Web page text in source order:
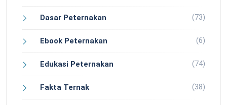
Dasar Peternakan (73)
Ebook Peternakan (6)
Edukasi Peternakan (74)
Fakta Ternak (38)